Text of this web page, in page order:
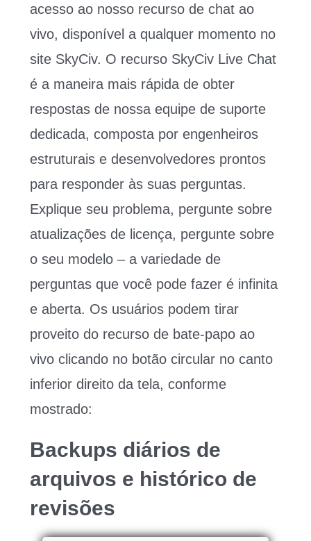
acesso ao nosso recurso de chat ao
vivo, disponível a qualquer momento no
site SkyCiv. O recurso SkyCiv Live Chat
é a maneira mais rápida de obter
respostas de nossa equipe de suporte
dedicada, composta por engenheiros
estruturais e desenvolvedores prontos
para responder às suas perguntas.
Explique seu problema, pergunte sobre
atualizações de licença, pergunte sobre
o seu modelo – a variedade de
perguntas que você pode fazer é infinita
e aberta. Os usuários podem tirar
proveito do recurso de bate-papo ao
vivo clicando no botão circular no canto
inferior direito da tela, conforme
mostrado:
Backups diários de
arquivos e histórico de
revisões